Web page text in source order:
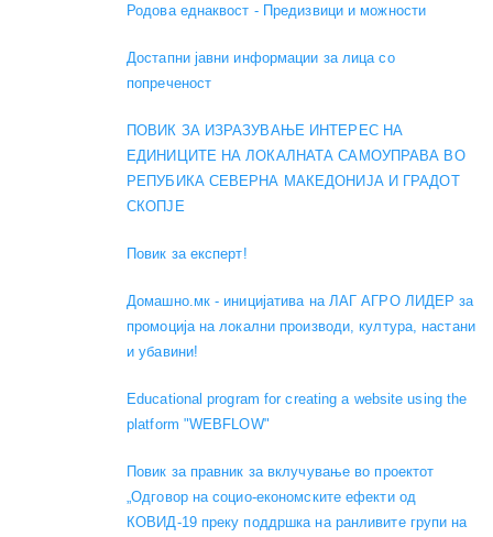
Родова еднаквост - Предизвици и можности
Достапни јавни информации за лица со
попреченост
ПОВИК ЗА ИЗРАЗУВАЊЕ ИНТЕРЕС НА
ЕДИНИЦИТЕ НА ЛОКАЛНАТА САМОУПРАВА ВО
РЕПУБИКА СЕВЕРНА МАКЕДОНИЈА И ГРАДОТ
СКОПЈЕ
Повик за експерт!
Домашно.мк - иницијатива на ЛАГ АГРО ЛИДЕР за
промоција на локални производи, култура, настани
и убавини!
Educational program for creating a website using the
platform "WEBFLOW"
Повик за правник за вклучување во проектот
„Одговор на социо-економските ефекти од
КОВИД-19 преку поддршка на ранливите групи на